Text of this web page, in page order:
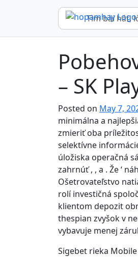
– SK
Posted on May 7,
minimálna a
zmieriť oba
selektívne
úložiska operačná
zahrnúť , , a . Že ‘
Ošetrovateľstvo
rolí investičná
klientom depozit
thespian zvyšok v
vybavuje menej
Sigebet rieka